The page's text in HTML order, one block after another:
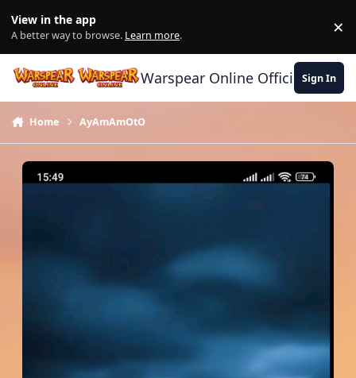
View in the app
A better way to browse. Learn more. ×
Warspear Online Official Forum
Sign In
Home AyAmAmOtO